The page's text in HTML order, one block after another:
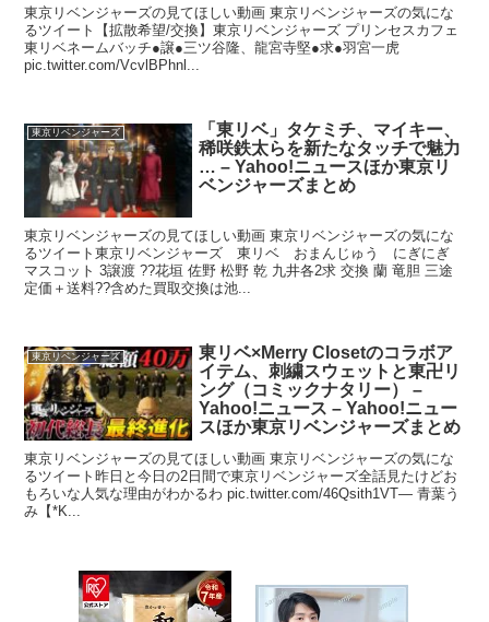
東京リベンジャーズの見てほしい動画 東京リベンジャーズの気にな
るツイート【拡散希望/交換】東京リベンジャーズ プリンセスカフェ
東リベネームバッチ●譲●三ツ谷隆、龍宮寺堅●求●羽宮一虎
pic.twitter.com/VcvlBPhnl...
東京リベンジャーズ
「東リベ」タケミチ、マイキー、
稀咲鉄太らを新たなタッチで魅力
… – Yahoo!ニュースほか東京リ
ベンジャーズまとめ
東京リベンジャーズの見てほしい動画 東京リベンジャーズの気にな
るツイート東京リベンジャーズ 東リベ おまんじゅう にぎにぎ
マスコット 3譲渡 ??花垣 佐野 松野 乾 九井各2求 交換 蘭 竜胆 三途
定価＋送料??含めた買取交換は池...
東京リベンジャーズ
東リベ×Merry Closetのコラボア
イテム、刺繍スウェットと東卍リ
ング（コミックナタリー） –
Yahoo!ニュース – Yahoo!ニュー
スほか東京リベンジャーズまとめ
東京リベンジャーズの見てほしい動画 東京リベンジャーズの気にな
るツイート昨日と今日の2日間で東京リベンジャーズ全話見たけどお
もろいな人気な理由がわかるわ pic.twitter.com/46Qsith1VT— 青葉う
み【*K...